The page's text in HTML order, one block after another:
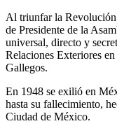
Al triunfar la
de Presidente de la
universal, directo y
Relaciones Exteriores
Gallegos.
En 1948 se exilió en
hasta su fallecimiento,
Ciudad de México.